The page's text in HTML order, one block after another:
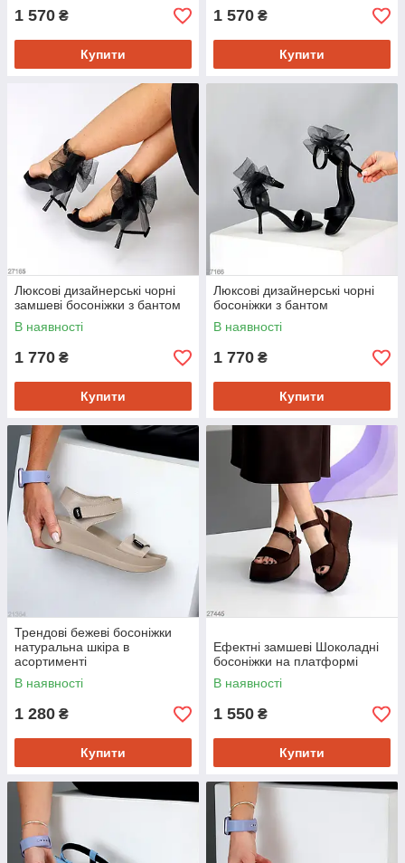
1 570 ₴
Купити
1 570 ₴
Купити
Люксові дизайнерські чорні
замшеві босоніжки з бантом
В наявності
1 770 ₴
Купити
Люксові дизайнерські чорні
босоніжки з бантом
В наявності
1 770 ₴
Купити
Трендові бежеві босоніжки
натуральна шкіра в
асортименті
В наявності
1 280 ₴
Купити
Ефектні замшеві Шоколадні
босоніжки на платформі
В наявності
1 550 ₴
Купити